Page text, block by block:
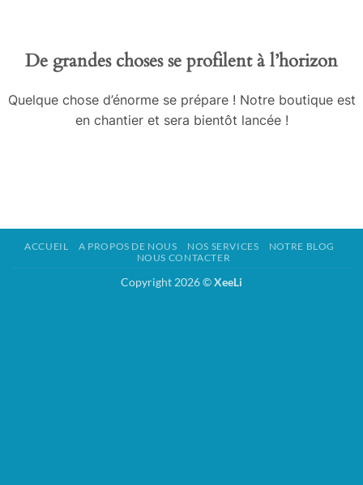
De grandes choses se profilent à l’horizon
Quelque chose d’énorme se prépare ! Notre boutique est
en chantier et sera bientôt lancée !
ACCUEIL A PROPOS DE NOUS NOS SERVICES
NOTRE BLOG
NOUS CONTACTER
Copyright 2026 ©XeeLi